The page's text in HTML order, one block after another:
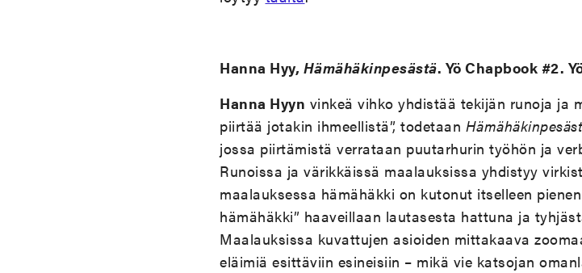
Hanna Hyy, Hämähäkinpesästä. Yö Chapbook #2.
Hanna Hyyn vinkeä vihko yhdistää tekijän runoja ja
piirtää jotakin ihmeellistä”, todetaan
jossa piirtämistä verrataan puutarhurin työhön ja
Runoissa ja värikkäissä maalauksissa yhdistyy
maalauksessa hämähäkki on kutonut itselleen
hämähäkki” haaveillaan lautasesta hattuna ja
Maalauksissa kuvattujen asioiden mittakaava
eläimiä esittäviin esineisiin – mikä vie katsojan